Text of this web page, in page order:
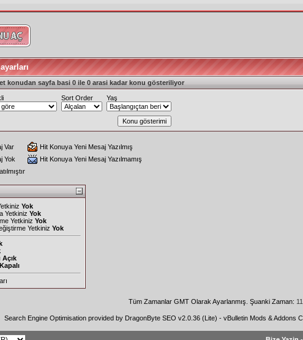
konudan sayfa basi 0 ile 0 arasi kadar konu gösteriliyor
Sort Order Yaş
Var
Hit Konuya Yeni Mesaj Yazılmış
Yok
Hit Konuya Yeni Mesaj Yazılmamış
Yok
Yetkiniz Yok
Yetkiniz Yok
Yetkiniz Yok
Açık
Kapalı
Tüm Zamanlar GMT Olarak Ayarlanmış. Şuanki Zaman:
Search Engine Optimisation provided by DragonByte SEO v2.0.36 (Lite) - vBulletin Mods & Addons